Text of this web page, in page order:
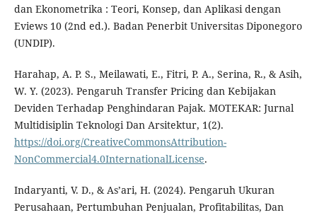
dan Ekonometrika : Teori, Konsep, dan Aplikasi dengan
Eviews 10 (2nd ed.). Badan Penerbit Universitas Diponegoro
(UNDIP).
Harahap, A. P. S., Meilawati, E., Fitri, P. A., Serina, R., & Asih,
W. Y. (2023). Pengaruh Transfer Pricing dan Kebijakan
Deviden Terhadap Penghindaran Pajak. MOTEKAR: Jurnal
Multidisiplin Teknologi Dan Arsitektur, 1(2).
https://doi.org/CreativeCommonsAttribution-
NonCommercial4.0InternationalLicense.
Indaryanti, V. D., & As’ari, H. (2024). Pengaruh Ukuran
Perusahaan, Pertumbuhan Penjualan, Profitabilitas, Dan